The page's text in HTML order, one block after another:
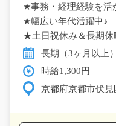
★事務・経理経験を活
★幅広い年代活躍中♪
★土日祝休み＆長期休
長期（3ヶ月以上）
時給1,300円
京都府京都市伏見